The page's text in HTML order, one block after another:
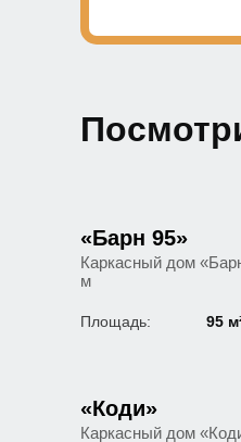
«Барн 95»
Каркасный дом
м
Площадь: 95
«Коди»
Каркасный дом